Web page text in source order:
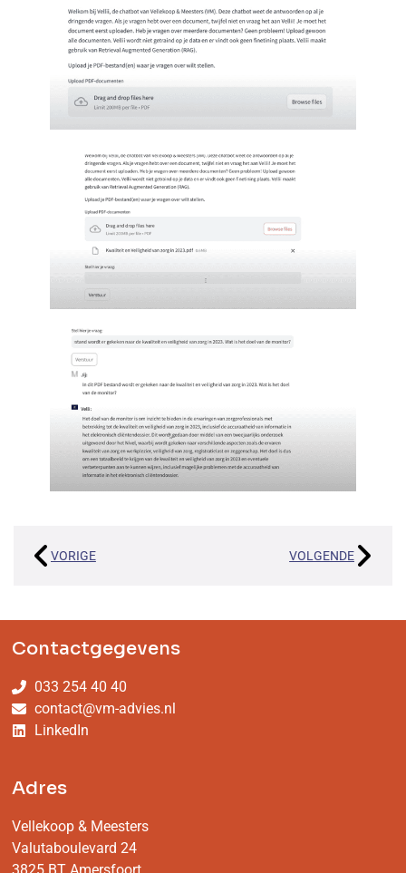
VORIGE VOLGENDE
Contactgegevens
033 254 40 40
contact@vm-advies.nl
LinkedIn
Adres
Vellekoop & Meesters
Valutaboulevard 24